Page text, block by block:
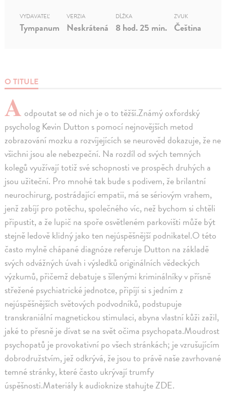
O TITULE
A odpoutat se od nich je o to těžší.Známý oxfordský
psycholog Kevin Dutton s pomocí nejnovějších metod
zobrazování mozku a rozvíjejících se neurověd dokazuje, že ne
všichni jsou ale nebezpeční. Na rozdíl od svých temných
kolegů využívají totiž své schopnosti ve prospěch druhých a
jsou užiteční. Pro mnohé tak bude s podivem, že brilantní
neurochirurg, postrádající empatii, má se sériovým vrahem,
jenž zabíjí pro potěchu, společného víc, než bychom si chtěli
připustit, a že lupič na spoře osvětleném parkovišti může být
stejně ledově klidný jako ten nejúspěšnější podnikatel.O této
často mylně chápané diagnóze referuje Dutton na základě
svých odvážných úvah i výsledků originálních vědeckých
výzkumů, přičemž debatuje s šílenými kriminálníky v přísně
střežené psychiatrické jednotce, připíjí si s jedním z
nejúspěšnějších světových podvodníků, podstupuje
transkraniální magnetickou stimulaci, abyna vlastní kůži zažil,
jaké to přesně je dívat se na svět očima psychopata.Moudrost
psychopatů je provokativní po všech stránkách; je vzrušujícím
dobrodružstvím, jež odkrývá, že jsou to právě naše zavrhované
temné stránky, které často ukrývají trumfy
úspěšnosti.Materiály k audioknize stahujte ZDE.
VYDAVATEĽ
Tympanum
VERZIA
Neskrátená
DĹŽKA
8 hod. 25 min.
ZVUK
Čeština